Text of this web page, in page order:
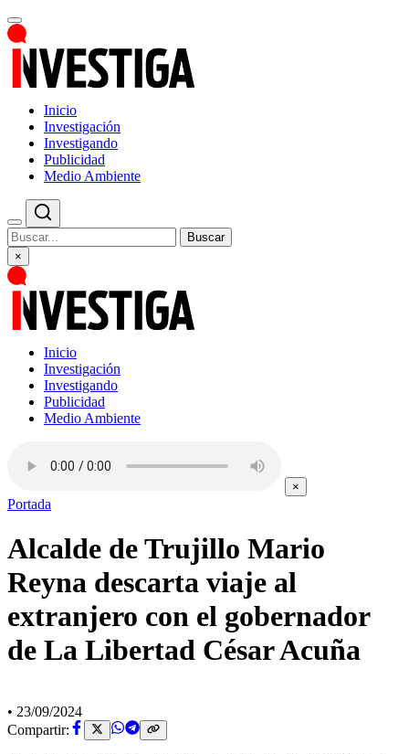
Inicio
Investigación
Investigando
Publicidad
Medio Ambiente
Buscar
×
Inicio
Investigación
Investigando
Publicidad
Medio Ambiente
×
Portada
Alcalde de Trujillo Mario
Reyna descarta viaje al
extranjero con el gobernador
de La Libertad César Acuña
• 23/09/2024
Compartir: